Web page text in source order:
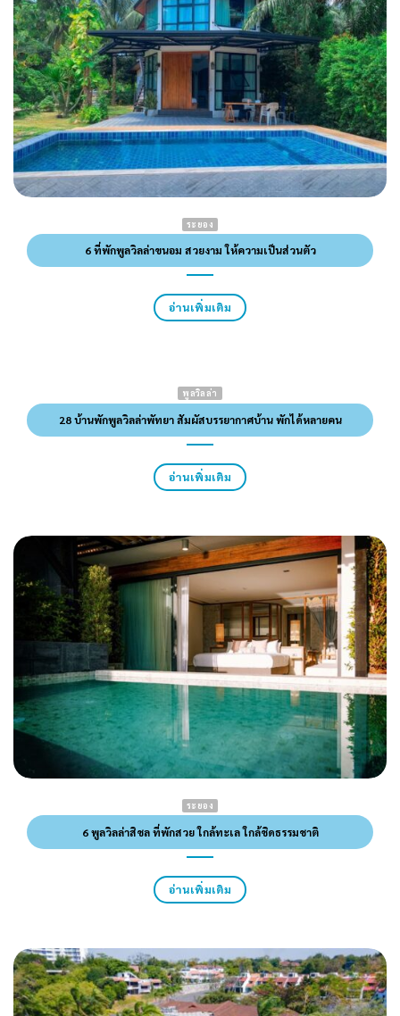
ระยอง
6 ที่พักพูลวิลล่าขนอม สวยงาม ให้ความเป็นส่วนตัว
อ่านเพิ่มเติม
พูลวิลล่า
28 บ้านพักพูลวิลล่าพัทยา สัมผัสบรรยากาศบ้าน พักได้หลายคน
อ่านเพิ่มเติม
ระยอง
6 พูลวิลล่าสิชล ที่พักสวย ใกล้ทะเล ใกล้ชิดธรรมชาติ
อ่านเพิ่มเติม